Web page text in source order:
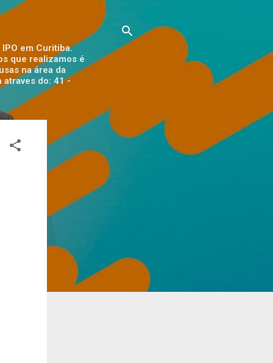
em Curitiba.
que realizamos é
na área da
do: 41 -